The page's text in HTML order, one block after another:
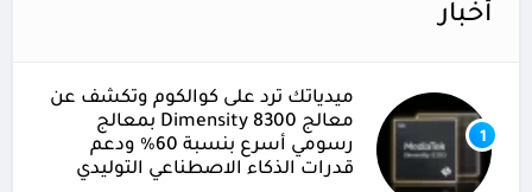
أخبار
1
ميدياتك ترد على كوالكوم وتكشف عن
معالج Dimensity 8300 بمعالج
رسومي أسرع بنسبة 60% ودعم
قدرات الذكاء الاصطناعي التوليدي